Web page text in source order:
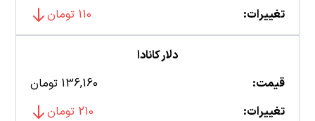
تغییرات:
110 تومان
دلار کانادا
قیمت:
136,160 تومان
تغییرات:
210 تومان